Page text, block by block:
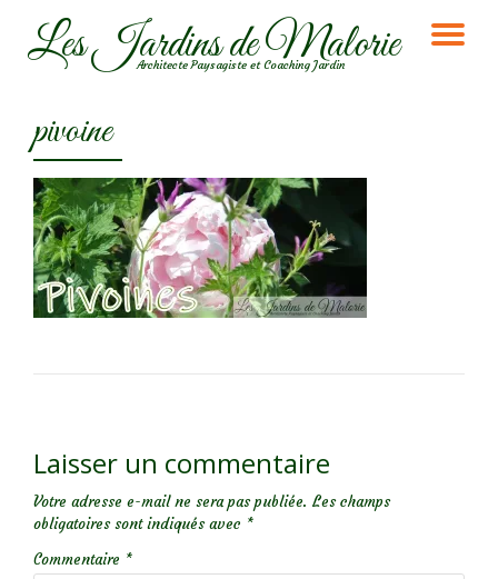
AllerLes Jardins de Malorie
Architecte Paysagiste et Coaching Jardin
pivoine
Laisser un commentaire
Votre adresse e-mail ne sera pas publiée. Les champs
obligatoires sont indiqués avec *
Commentaire *